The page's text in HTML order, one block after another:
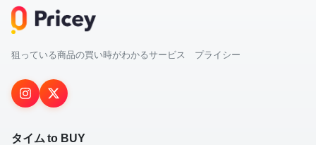
狙っている商品の買い時がわかるサービス プライシー
タイム to BUY